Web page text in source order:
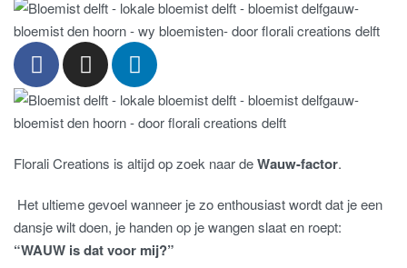
Florali Creations is altijd op zoek naar deWauw-factor.
Het ultieme gevoel wanneer je zo enthousiast wordt dat je een
dansje wilt doen, je handen op je wangen slaat en roept:
“WAUW is dat voor mij?”